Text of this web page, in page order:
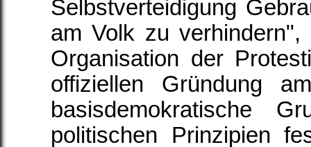
Selbstverteidigung
am Volk zu
Organisation der
offiziellen Gründung
basisdemokratische
politischen Prinzipien